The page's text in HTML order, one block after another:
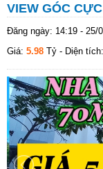
VIEW GÓC
Đăng ngày: 14:19 - 25/
Giá: 5.98 Tỷ - Diện tích: